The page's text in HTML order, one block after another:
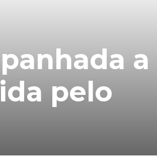
a
pelo